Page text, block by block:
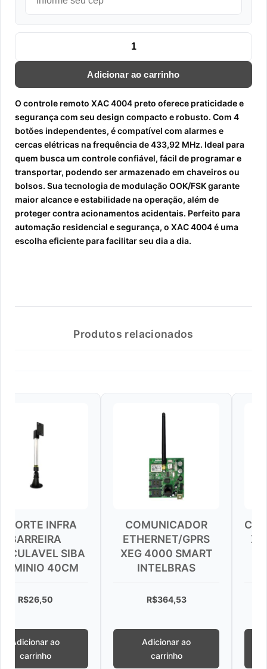
CONTROLE REMOTO XAC 4004 PRETO quantidade
Adicionar ao carrinho
O controle remoto XAC 4004 preto oferece praticidade e
segurança com seu design compacto e robusto. Com 4
botões independentes, é compatível com alarmes e
cercas elétricas na frequência de 433,92 MHz. Ideal para
quem busca um controle confiável, fácil de programar e
transportar, podendo ser armazenado em chaveiros ou
bolsos. Sua tecnologia de modulação OOK/FSK garante
maior alcance e estabilidade na operação, além de
proteger contra acionamentos acidentais. Perfeito para
automação residencial e segurança, o XAC 4004 é uma
escolha eficiente para facilitar seu dia a dia.
Produtos relacionados
SIBA
COMUNICADOR
ETHERNET/GPRS
XEG 4000 SMART
INTELBRAS
Adicionar ao
CONTROLE
XAC 4000
CONTROL